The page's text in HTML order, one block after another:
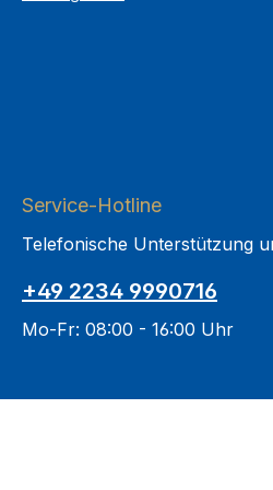
Service-Hotline
Telefonische Unterstützung
+49 2234 9990716
Mo-Fr: 08:00 - 16:00 Uhr